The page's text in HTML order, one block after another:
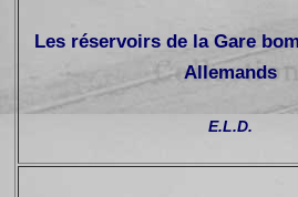
Les réservoirs de la Gare
Allemands
E.L.D.